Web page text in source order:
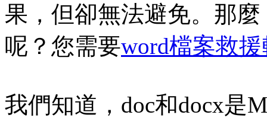
果，但卻無法避免。那
呢？您需要word檔案救
我們知道，doc和docx是